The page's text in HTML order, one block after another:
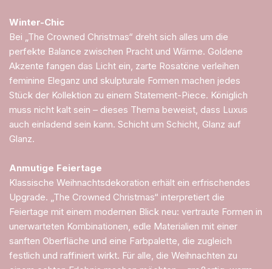
Winter-Chic
Bei „The Crowned Christmas“ dreht sich alles um die
perfekte Balance zwischen Pracht und Wärme. Goldene
Akzente fangen das Licht ein, zarte Rosatöne verleihen
feminine Eleganz und skulpturale Formen machen jedes
Stück der Kollektion zu einem Statement-Piece. Königlich
muss nicht kalt sein – dieses Thema beweist, dass Luxus
auch einladend sein kann. Schicht um Schicht, Glanz auf
Glanz.
Anmutige Feiertage
Klassische Weihnachtsdekoration erhält ein erfrischendes
Upgrade. „The Crowned Christmas“ interpretiert die
Feiertage mit einem modernen Blick neu: vertraute Formen in
unerwarteten Kombinationen, edle Materialien mit einer
sanften Oberfläche und eine Farbpalette, die zugleich
festlich und raffiniert wirkt. Für alle, die Weihnachten zu